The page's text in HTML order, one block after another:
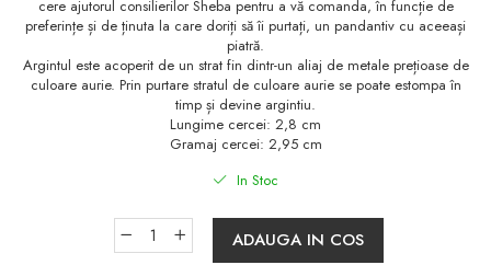
cere ajutorul consilierilor Sheba pentru a vă comanda, în funcție de
preferințe și de ținuta la care doriți să îi purtați, un pandantiv cu aceeași
piatră.
Argintul este acoperit de un strat fin dintr-un aliaj de metale prețioase de
culoare aurie. Prin purtare stratul de culoare aurie se poate estompa în
timp și devine argintiu.
Lungime cercei: 2,8 cm
Gramaj cercei: 2,95 cm
In Stoc
ADAUGA IN COS